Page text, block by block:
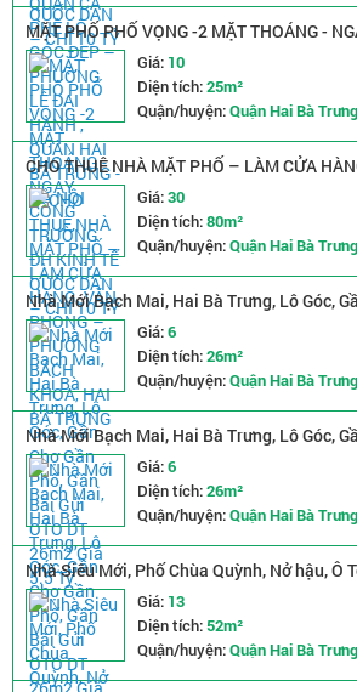
MẶT PHỐ PHỐ VỌNG -2 MẶT THOÁNG -
ĐH KINH TẾ QUỐC DÂN – CHỈ 10 TỶ
Giá: 10
Diện tích:25m²
Quận/huyện:Quận Hai Bà
CHO THUÊ NHÀ MẶT PHỐ – LÀM CỬA
PHƯỜNG BÁCH KHOA, HAI BÀ TRƯNG
Giá:30
Diện tích:80m²
Quận/huyện:Quận Hai Bà
Nhà Mới Bạch Mai, Hai Bà Trưng, Lô Góc,
Bãi Gửi OTO DT 26m2 Giá 5.5 Tỷ
Giá:6
Diện tích:26m²
Quận/huyện:Quận Hai Bà
Nhà Mới Bạch Mai, Hai Bà Trưng, Lô Góc,
Bãi Gửi OTO DT 26m2 Giá 5.5 Tỷ
Giá:6
Diện tích:26m²
Quận/huyện:Quận Hai Bà
Nhà Siêu Mới, Phố Chùa Quỳnh, Nở hậu, Ô
Đỉnh Cao, Diện Tích 52m2 Giá 12.8 Tỷ
Giá: 13
Diện tích:52m²
Quận/huyện:Quận Hai Bà